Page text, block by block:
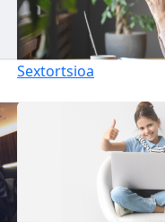
Sextortsioa